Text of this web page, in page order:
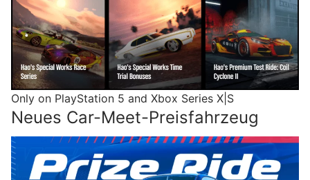
Only on PlayStation 5 and Xbox Series X|S
Neues Car-Meet-Preisfahrzeug